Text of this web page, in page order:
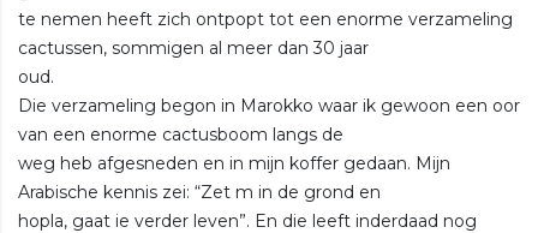
te nemen heeft zich ontpopt tot een enorme verzameling
cactussen, sommigen al meer dan 30 jaar
oud.
Die verzameling begon in Marokko waar ik gewoon een oor
van een enorme cactusboom langs de
weg heb afgesneden en in mijn koffer gedaan. Mijn
Arabische kennis zei: “Zet m in de grond en
hopla, gaat ie verder leven”. En die leeft inderdaad nog